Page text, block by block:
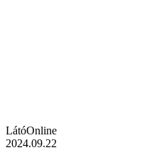
LátóOnline
2024.09.22